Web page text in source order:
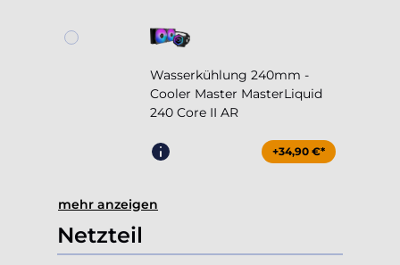
Wasserkühlung 240mm -
Cooler Master MasterLiquid
240 Core II AR
+34,90 €*
mehr anzeigen
Netzteil